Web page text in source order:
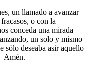
un llamado a avanzar
o con la
conceda una mirada
un solo y mismo
sólo deseaba asir aquello
Amén.